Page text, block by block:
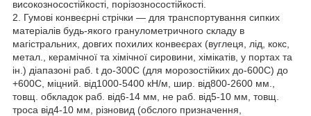
високозносостійкості, порізозносостійкості.
2. Гумові конвеєрні стрічки — для транспортування сипких
матеріалів будь-якого гранулометричного складу в
магістральних, довгих похилих конвеєрах (вуглеця, лід, кокс,
метал., керамічної та хімічної сировини, хімікатів, у портах та
ін.) діапазоні раб. t до-300С (для морозостійких до-600С) до
+600С, міцний. від1000-5400 кН/м, шир. від800-2600 мм.,
товщ. обкладок раб. від6-14 мм, не раб. від5-10 мм, товщ.
троса від4-10 мм, різновид (обслого призначення,